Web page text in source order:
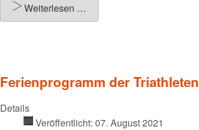
Weiterlesen …
Ferienprogramm der Triathleten
Details
Veröffentlicht: 07. August 2021